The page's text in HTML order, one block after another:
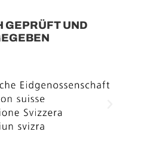
GEPRÜFT UND